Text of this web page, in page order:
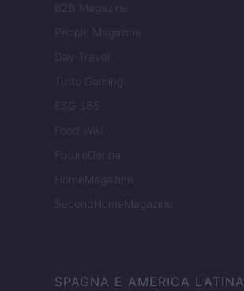
B2B Magazine
People Magazine
Day Travel
Tutto Gaming
ESG 365
Food Wiki
FuturoDonna
HomeMagazine
SecondHomeMagazine
SPAGNA E AMERICA LATINA